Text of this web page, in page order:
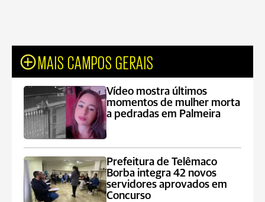
MAIS CAMPOS GERAIS
Vídeo mostra últimos
momentos de mulher morta
a pedradas em Palmeira
Prefeitura de Telêmaco
Borba integra 42 novos
servidores aprovados em
Concurso